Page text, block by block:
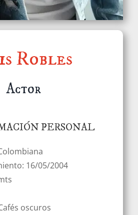
Robles
Actor
PERSONAL
16/05/2004
oscuros